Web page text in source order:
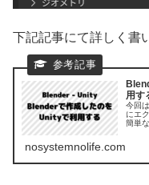
下記記事にて詳しく書
用す
今回
にエ
簡単
nosystemnolife.com